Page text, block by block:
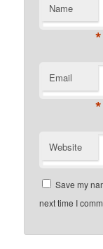
Name
*
Email
*
Website
Save my
next time I